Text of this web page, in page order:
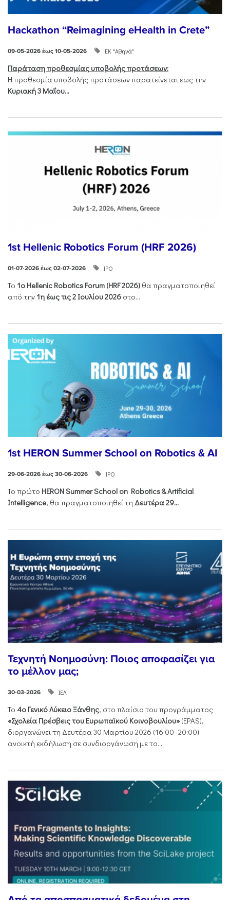
Hackathon “Reimagining eHealth in Crete”
09-05-2026 έως 10-05-2026 ΕΚ "Αθηνά"
Παράταση προθεσμίας υποβολής προτάσεων:
Η προθεσμία υποβολής προτάσεων παρατείνεται έως την
Κυριακή 3 Μαΐου...
1st Hellenic Robotics Forum (HRF 2026)
01-07-2026 έως 02-07-2026 ΙΡΟ
Το 1ο Hellenic Robotics Forum (HRF2026) θα πραγματοποιηθεί
από την 1η έως τις 2 Ιουλίου 2026 στο...
1st HERON Summer School on Robotics & AI
29-06-2026 έως 30-06-2026 ΙΡΟ
Το πρώτο HERONSummerSchool on Robotics &Artificial
Intelligence, θα πραγματοποιηθεί τη Δευτέρα 29...
Τεχνητή Νοημοσύνη: Ποιος αποφασίζει για
το μέλλον μας;
30-03-2026 ΙΕΛ
Το 4ο Γενικό Λύκειο Ξάνθης, στο πλαίσιο του προγράμματος
«Σχολεία Πρέσβεις του Ευρωπαϊκού Κοινοβουλίου»(EPAS),
διοργανώνει τη Δευτέρα 30 Μαρτίου 2026 (16:00–20:00)
ανοικτή εκδήλωση σε συνδιοργάνωση με το...